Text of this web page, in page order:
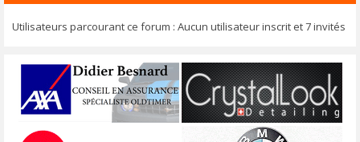
Utilisateurs parcourant ce forum : Aucun utilisateur inscrit et 7 invités